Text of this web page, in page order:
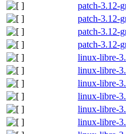
patch-3.12-
patch-3.12-
patch-3.12-
patch-3.12-
linux-libre-
linux-libre-
linux-libre-
linux-libre-
linux-libre-
linux-libre-